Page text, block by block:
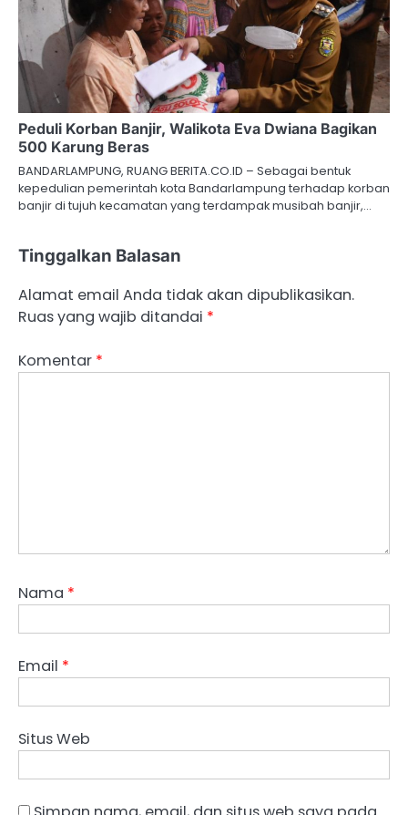
Peduli Korban Banjir, Walikota Eva Dwiana Bagikan
500 Karung Beras
BANDARLAMPUNG, RUANG BERITA.CO.ID – Sebagai bentuk
kepedulian pemerintah kota Bandarlampung terhadap korban
banjir di tujuh kecamatan yang terdampak musibah banjir,…
Tinggalkan Balasan
Alamat email Anda tidak akan dipublikasikan.
Ruas yang wajib ditandai *
Komentar *
Nama *
Email *
Situs Web